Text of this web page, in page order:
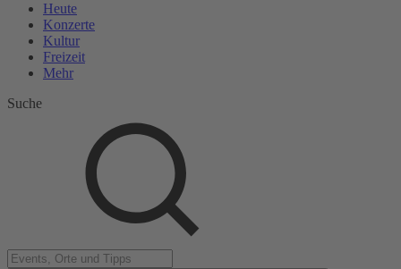
Heute
Konzerte
Kultur
Freizeit
Mehr
Suche